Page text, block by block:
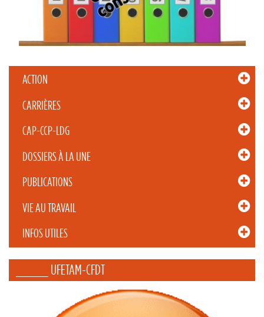
ACTION
CARRIÈRES
CAP-CCP-LDG
DOSSIERS À LA UNE
PUBLICATIONS
VIE AU TRAVAIL
INFOS UTILES
_____ UFETAM-CFDT